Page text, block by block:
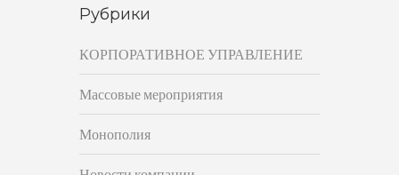
Рубрики
КОРПОРАТИВНОЕ УПРАВЛЕНИЕ
Массовые мероприятия
Монополия